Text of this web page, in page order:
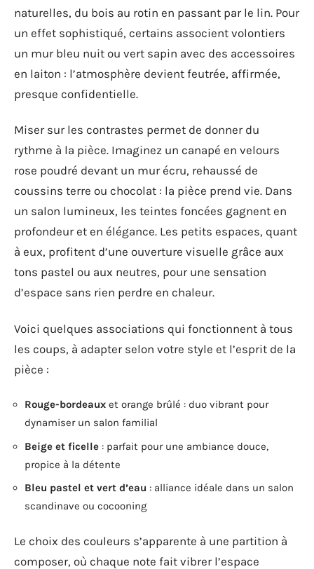
naturelles, du bois au rotin en passant par le lin. Pour
un effet sophistiqué, certains associent volontiers
un mur bleu nuit ou vert sapin avec des accessoires
en laiton : l’atmosphère devient feutrée, affirmée,
presque confidentielle.
Miser sur les contrastes permet de donner du
rythme à la pièce. Imaginez un canapé en velours
rose poudré devant un mur écru, rehaussé de
coussins terre ou chocolat : la pièce prend vie. Dans
un salon lumineux, les teintes foncées gagnent en
profondeur et en élégance. Les petits espaces, quant
à eux, profitent d’une ouverture visuelle grâce aux
tons pastel ou aux neutres, pour une sensation
d’espace sans rien perdre en chaleur.
Voici quelques associations qui fonctionnent à tous
les coups, à adapter selon votre style et l’esprit de la
pièce :
Rouge-bordeaux et orange brûlé : duo vibrant pour
dynamiser un salon familial
Beige et ficelle : parfait pour une ambiance douce,
propice à la détente
Bleu pastel et vert d’eau : alliance idéale dans un salon
scandinave ou cocooning
Le choix des couleurs s’apparente à une partition à
composer, où chaque note fait vibrer l’espace